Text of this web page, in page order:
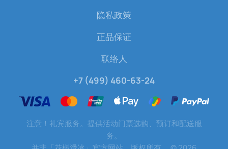
隐私政策
正品保证
联络人
+7 (499) 460-63-24
注意！礼宾服务。提供活动门票选购、预订和配送服
务。